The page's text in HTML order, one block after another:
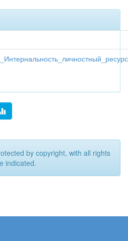
by copyright, with all rights
indicated.